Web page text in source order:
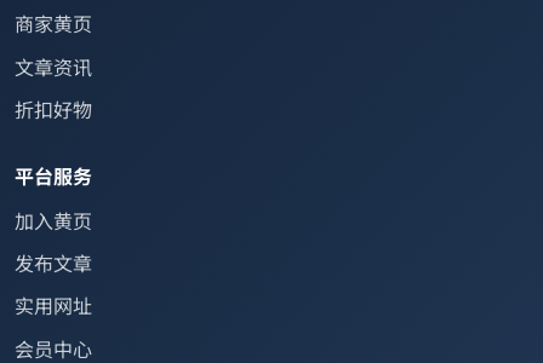
商家黄页
文章资讯
折扣好物
平台服务
加入黄页
发布文章
实用网址
会员中心